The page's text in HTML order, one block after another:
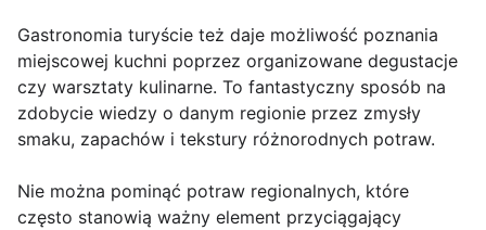
Gastronomia turyście też daje możliwość poznania
miejscowej kuchni poprzez organizowane degustacje
czy warsztaty kulinarne. To fantastyczny sposób na
zdobycie wiedzy o danym regionie przez zmysły
smaku, zapachów i tekstury różnorodnych potraw.
Nie można pominąć potraw regionalnych, które
często stanowią ważny element przyciągający